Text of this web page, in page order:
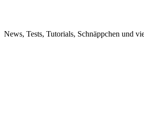
News, Tests, Tutorials, Schnäppchen und